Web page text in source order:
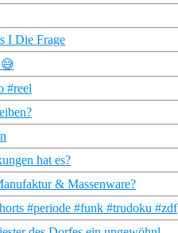
I Die Frage
#reel
hat es?
& Massenware?
#periode #funk #trudoku #zdf